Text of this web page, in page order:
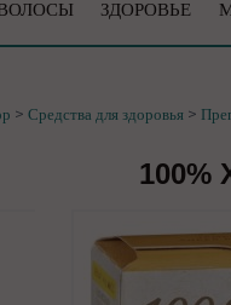
ЗДОРОВЬЕ
> Средства для здоровья >